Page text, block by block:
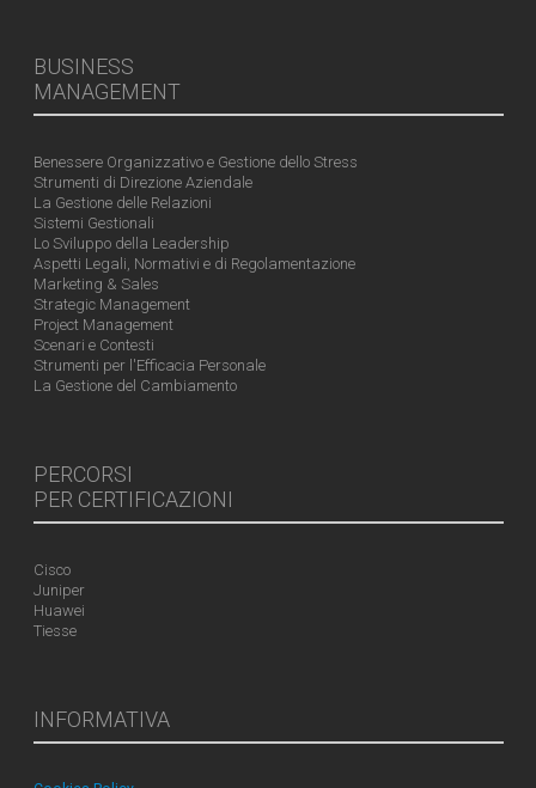
BUSINESS
MANAGEMENT
Benessere Organizzativo e Gestione dello Stress
Strumenti di Direzione Aziendale
La Gestione delle Relazioni
Sistemi Gestionali
Lo Sviluppo della Leadership
Aspetti Legali, Normativi e di Regolamentazione
Marketing & Sales
Strategic Management
Project Management
Scenari e Contesti
Strumenti per l'Efficacia Personale
La Gestione del Cambiamento
PERCORSI
PER CERTIFICAZIONI
Cisco
Juniper
Huawei
Tiesse
INFORMATIVA